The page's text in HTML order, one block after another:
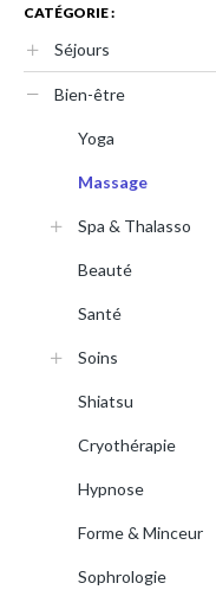
CATÉGORIE :
Séjours
Bien-être
Yoga
Massage
Spa & Thalasso
Beauté
Santé
Soins
Shiatsu
Cryothérapie
Hypnose
Forme & Minceur
Sophrologie